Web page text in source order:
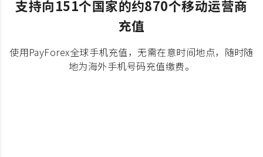
支持向151个国家的约870个移动运营商
充值
使用PayForex全球手机充值，无需在意时间地点，随时随
地为海外手机号码充值缴费。